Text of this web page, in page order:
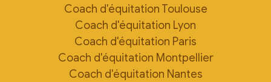
Coach d'équitation Toulouse
Coach d'équitation Lyon
Coach d'équitation Paris
Coach d'équitation Montpellier
Coach d'équitation Nantes